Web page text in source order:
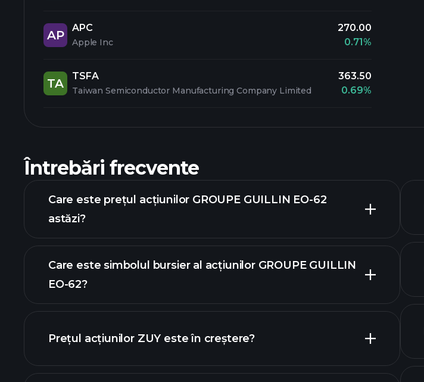
AP
APC
Apple Inc
270.00
0.71%
TA
TSFA
Taiwan Semiconductor Manufacturing Company Limited
363.50
0.69%
Întrebări frecvente
Care este prețul acțiunilor GROUPE GUILLIN EO-62
astăzi?
graficul avansat
Care este simbolul bursier al acțiunilor GROUPE GUILLIN
EO-62?
Prețul acțiunilor ZUY este în creștere?